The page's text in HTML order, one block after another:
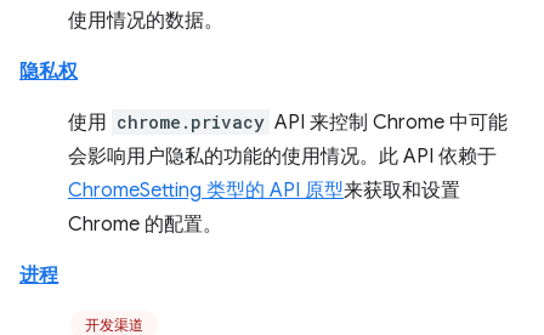
使用情况的数据。
隐私权
使用 chrome.privacy API 来控制 Chrome 中可能
会影响用户隐私的功能的使用情况。此 API 依赖于
ChromeSetting 类型的 API 原型来获取和设置
Chrome 的配置。
进程
开发渠道